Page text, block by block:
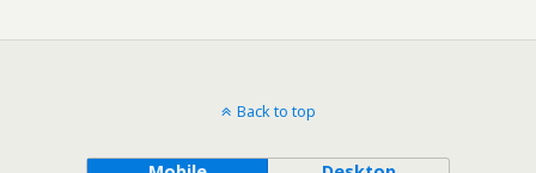
Back to top